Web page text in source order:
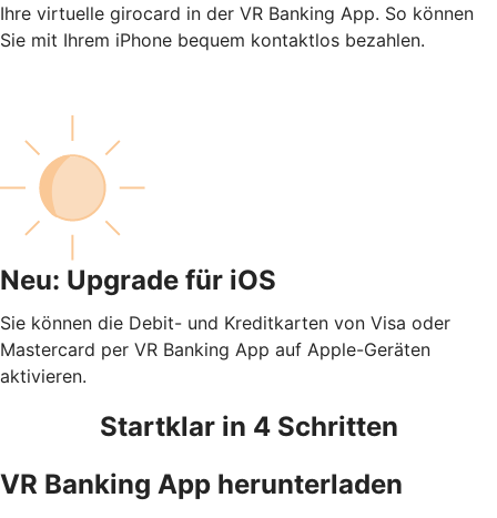
Ihre virtuelle girocard in der VR Banking App. So können
Sie mit Ihrem iPhone bequem kontaktlos bezahlen.
Neu: Upgrade für iOS
Sie können die Debit- und Kreditkarten von Visa oder
Mastercard per VR Banking App auf Apple-Geräten
aktivieren.
Startklar in 4 Schritten
VR Banking App herunterladen